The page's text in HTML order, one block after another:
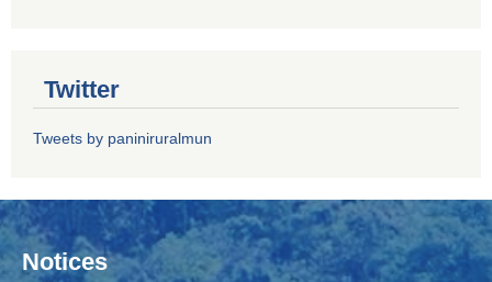
Twitter
Tweets by paniniruralmun
Notices